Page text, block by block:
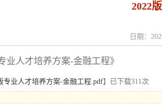
2022
日期：
业人才培养方案-金融工程》
专业人才培养方案-金融工程.pdf】已下载311次